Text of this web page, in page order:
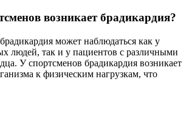
возникает брадикардия?
может наблюдаться как у
людей, так и у пациентов с различными
У спортсменов брадикардия возникает
к физическим нагрузкам, что